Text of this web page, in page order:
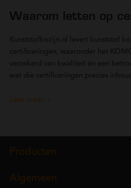
Waarom letten op
Kunststofkozijn.nl levert kunststof
certificeringen, waaronder het
verzekerd van kwaliteit én een
wat die certificeringen precies
Lees meer
Producten
Algemeen